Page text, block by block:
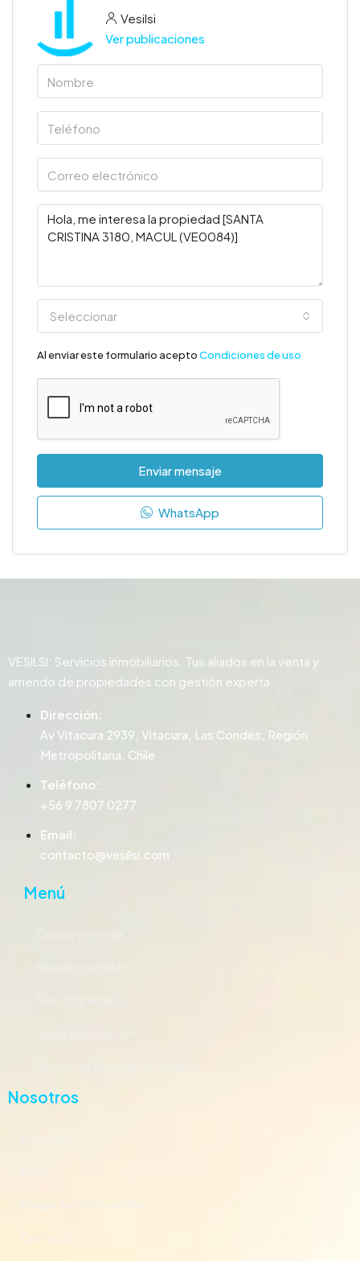
Vesilsi
Ver publicaciones
Seleccionar
Al enviar este formulario aceptoCondiciones de uso
Enviar mensaje
WhatsApp
VESILSI: Servicios inmobiliarios. Tus aliados en la venta y
arriendo de propiedades con gestión experta.
Dirección:
Av Vitacura 2939, Vitacura, Las Condes, Región
Metropolitana, Chile
Teléfono:
+56 9 7807 0277
Email:
contacto@vesilsi.com
Menú
Quiero arrendar
Quiero comprar
Soy Propietario
Crear publicación
Descarga Nuestro Brochure
Nosotros
Preguntas frecuentes
Contacto